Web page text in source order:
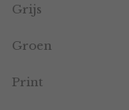
Grijs
Groen
Print